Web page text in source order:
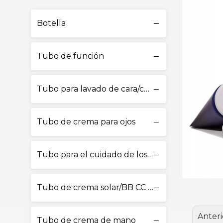
Botella
Tubo de función
Tubo para lavado de cara/cuidado de la piel
Tubo de crema para ojos
Tubo para el cuidado de los labios
Tubo de crema solar/BB CC Cream
Tubo de crema de mano